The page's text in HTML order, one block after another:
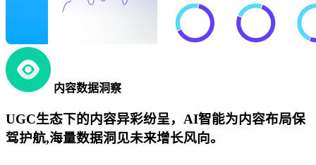
内容数据洞察
UGC生态下的内容异彩纷呈，AI智能为内容布局保
驾护航,海量数据洞见未来增长风向。